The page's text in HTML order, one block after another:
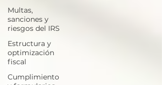
Multas,
sanciones y
riesgos del IRS
Estructura y
optimización
fiscal
Cumplimiento